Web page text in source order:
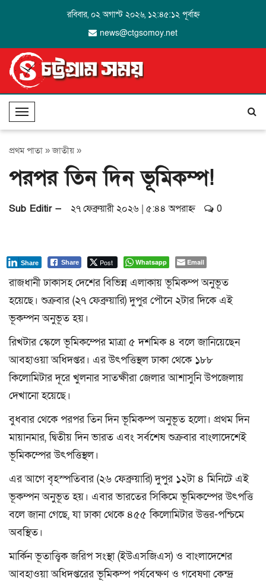
রবিবার, ০২ অগাস্ট ২০২৬, ১২:৪৫:১২ পূর্বাহ্ন
news@ctgsomoy.net
T
o
g
l
e
a
g
a
t
i
o
প্রথম পাতা »জাতীয়»
পরপর তিন দিন ভূমিকম্প!
Sub Editir — ২৭ ফেব্রুয়ারী ২০২৬ | ৫:৪৪ অপরাহ্ন 0
Share Post
Share Whatsapp Email
রাজধানী ঢাকাসহ দেশের বিভিন্ন এলাকায় ভূমিকম্প অনুভূত
হয়েছে। শুক্রবার (২৭ ফেব্রুয়ারি) দুপুর পৌনে ২টার দিকে এই
ভূকম্পন অনুভূত হয়।
রিখটার স্কেলে ভূমিকম্পের মাত্রা ৫ দশমিক ৪ বলে জানিয়েছেন
আবহাওয়া অধিদপ্তর। এর উৎপত্তিস্থল ঢাকা থেকে ১৮৮
কিলোমিটার দূরে খুলনার সাতক্ষীরা জেলার আশাসুনি উপজেলায়
দেখানো হয়েছে।
বুধবার থেকে পরপর তিন দিন ভূমিকম্প অনুভূত হলো। প্রথম দিন
মায়ানমার, দ্বিতীয় দিন ভারত এবং সর্বশেষ শুক্রবার বাংলাদেশেই
ভূমিকম্পের উৎপত্তিস্থল।
এর আগে বৃহস্পতিবার (২৬ ফেব্রুয়ারি) দুপুর ১২টা ৪ মিনিটে এই
ভূকম্পন অনুভূত হয়। এবার ভারতের সিকিমে ভূমিকম্পের উৎপত্তি
বলে জানা গেছে, যা ঢাকা থেকে ৪৫৫ কিলোমিটার উত্তর-পশ্চিমে
অবস্থিত।
মার্কিন ভূতাত্ত্বিক জরিপ সংস্থা (ইউএসজিএস) ও বাংলাদেশের
আবহাওয়া অধিদপ্তরের ভূমিকম্প পর্যবেক্ষণ ও গবেষণা কেন্দ্র